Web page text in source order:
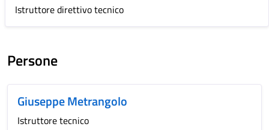
Istruttore direttivo tecnico
Persone
Giuseppe Metrangolo
Istruttore tecnico